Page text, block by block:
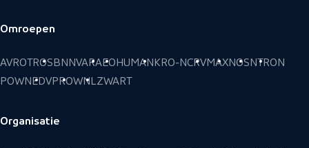
Voettekst
Omroepen
AVROTROSBNNVARAEOHUMANKRO-NCRVMAXNOSNTRON
POWNEDVPROWNLZWART
Organisatie